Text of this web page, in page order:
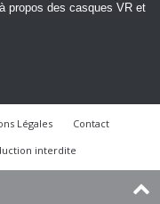
propos des casques VR et
Légales
Contact
interdite